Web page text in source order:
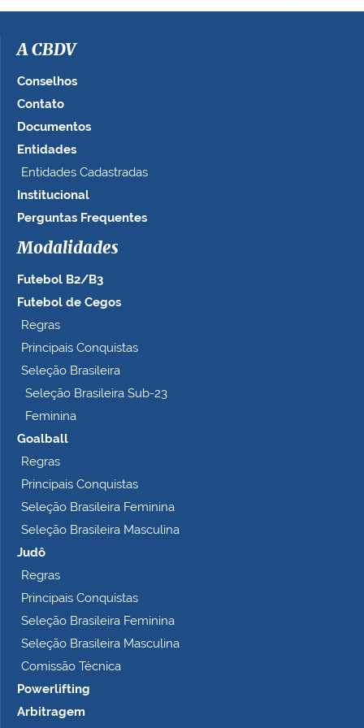
g
e
m
o
t
a
a
n
h
c
m
p
e
t
o
A CBDV
Conselhos
Contato
Documentos
Entidades
Entidades Cadastradas
Institucional
Perguntas Frequentes
Modalidades
Futebol B2/B3
Futebol de Cegos
Regras
Principais Conquistas
Seleção Brasileira
Seleção Brasileira Sub-23
Feminina
Goalball
Regras
Principais Conquistas
Seleção Brasileira Feminina
Seleção Brasileira Masculina
Judô
Regras
Principais Conquistas
Seleção Brasileira Feminina
Seleção Brasileira Masculina
Comissão Técnica
Powerlifting
Arbitragem